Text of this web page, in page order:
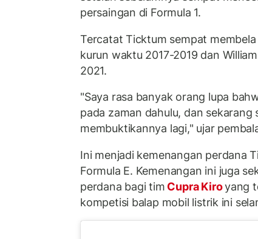
persaingan di Formula 1.
Tercatat Ticktum sempat membela
kurun waktu 2017-2019 dan
2021.
"Saya rasa banyak orang lupa
pada zaman dahulu, dan sekarang
membuktikannya lagi," ujar
Ini menjadi kemenangan perdana
Formula E. Kemenangan ini juga
perdana bagi tim Cupra Kiroyang
kompetisi balap mobil listrik ini